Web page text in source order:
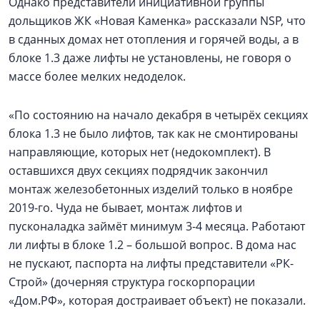
дольщиков ЖК «Новая Каменка» рассказали NSP, что
в сданных домах нет отопления и горячей воды, а в
блоке 1.3 даже лифты не установлены, не говоря о
массе более мелких недоделок.
«По состоянию на начало декабря в четырёх секциях
блока 1.3 не было лифтов, так как не смонтированы
направляющие, которых нет (недокомплект). В
оставшихся двух секциях подрядчик закончил
монтаж железобетонных изделий только в ноябре
2019-го. Чуда не бывает, монтаж лифтов и
пусконаладка займёт минимум 3-4 месяца. Работают
ли лифты в блоке 1.2 – большой вопрос. В дома нас
не пускают, паспорта на лифты представители «РК-
Строй» (дочерняя структура госкорпорации
«Дом.РФ», которая достраивает объект) не показали.